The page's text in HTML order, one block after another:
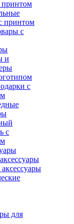
принтом
с
и
с
с
для